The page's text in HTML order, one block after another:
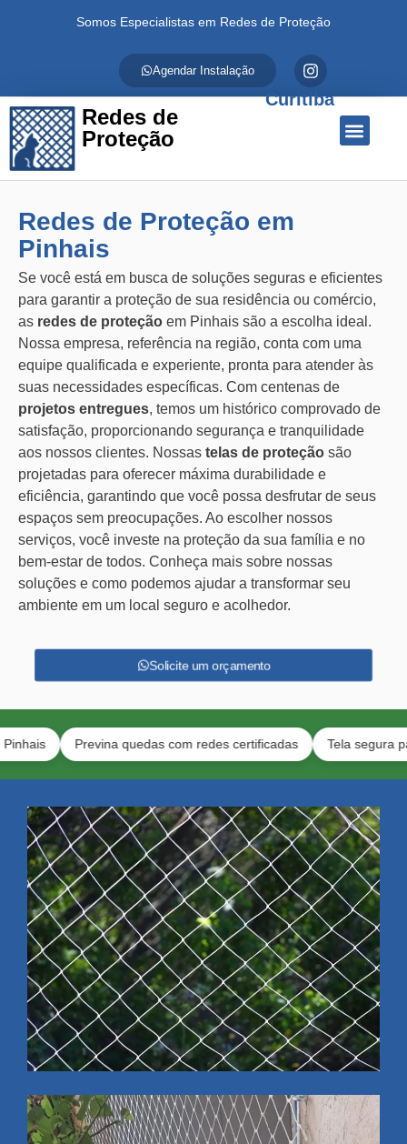
Somos Especialistas em Redes de Proteção
Agendar Instalação
Redes de
Proteção
Curitiba
Redes de Proteção em
Pinhais
Se você está em busca de soluções seguras e eficientes
para garantir a proteção de sua residência ou comércio,
as redes de proteção em Pinhais são a escolha ideal.
Nossa empresa, referência na região, conta com uma
equipe qualificada e experiente, pronta para atender às
suas necessidades específicas. Com centenas de
projetos entregues, temos um histórico comprovado de
satisfação, proporcionando segurança e tranquilidade
aos nossos clientes. Nossas telas de proteção são
projetadas para oferecer máxima durabilidade e
eficiência, garantindo que você possa desfrutar de seus
espaços sem preocupações. Ao escolher nossos
serviços, você investe na proteção da sua família e no
bem-estar de todos. Conheça mais sobre nossas
soluções e como podemos ajudar a transformar seu
ambiente em um local seguro e acolhedor.
Solicite um orçamento
Previna quedas com redes certificadas Tela segura para